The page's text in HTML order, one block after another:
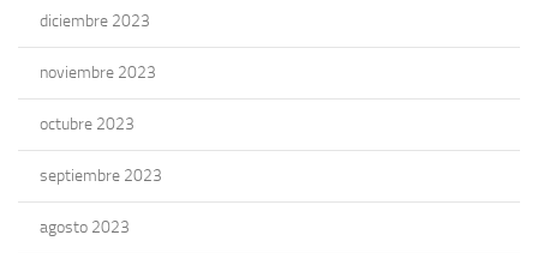
diciembre 2023
noviembre 2023
octubre 2023
septiembre 2023
agosto 2023